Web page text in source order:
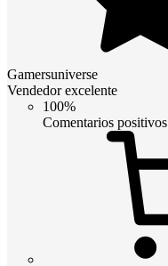
Gamersuniverse
Vendedor excelente
100%
Comentarios positivos